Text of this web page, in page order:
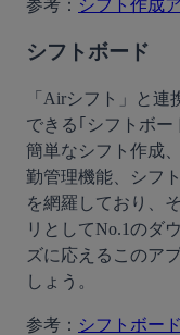
参考： シフト作成
シフトボード
「Airシフト」と
できる｢シフトボ
簡単なシフト作成
勤管理機能、シフ
を網羅しており、
リとしてNo.1のダ
ズに応えるこのア
しょう。
参考： シフトボード